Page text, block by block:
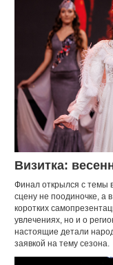
Визитка:
Финал открылся с темы
сцену не поодиночке, а
коротких
увлечениях, но и о
настоящие детали
заявкой на тему сезона.